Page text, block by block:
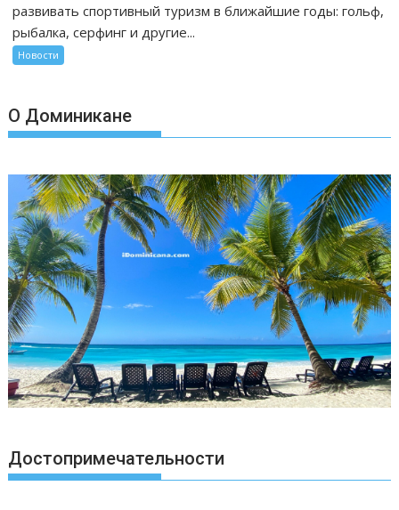
развивать спортивный туризм в ближайшие годы: гольф,
рыбалка, серфинг и другие...
Новости
О Доминикане
Достопримечательности